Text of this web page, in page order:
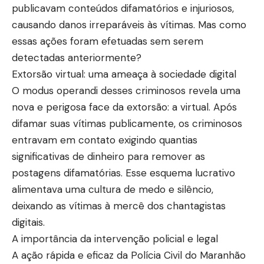
publicavam conteúdos difamatórios e injuriosos,
causando danos irreparáveis às vítimas. Mas como
essas ações foram efetuadas sem serem
detectadas anteriormente?
Extorsão virtual: uma ameaça à sociedade digital
O modus operandi desses criminosos revela uma
nova e perigosa face da extorsão: a virtual. Após
difamar suas vítimas publicamente, os criminosos
entravam em contato exigindo quantias
significativas de dinheiro para remover as
postagens difamatórias. Esse esquema lucrativo
alimentava uma cultura de medo e silêncio,
deixando as vítimas à mercê dos chantagistas
digitais.
A importância da intervenção policial e legal
A ação rápida e eficaz da Polícia Civil do Maranhão